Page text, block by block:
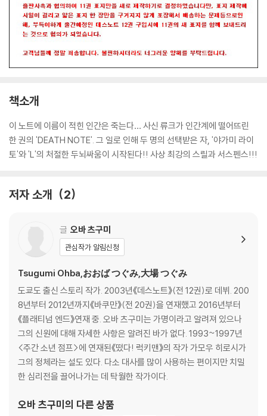
책소개
이 노트에 이름이 적힌 인간은 죽는다… 사신 류크가 인간계에 떨어뜨린
한 권의 'DEATH NOTE'. 그 일로 인해 두 명의 선택받은 자, '야가미 라이
토'와 'L'의 처절한 두뇌싸움이 시작된다!! 사상 최강의 스릴과 서스펜스!!!
저자 소개 2
글 오바 츠구미
관심작가 알림신청
Tsugumi Ohba,おおば つぐみ,大場 つぐみ
도쿄도 출신 스토리 작가. 2003년《데스노트》(전 12권)로 데뷔. 200
8년부터 2012년까지《바쿠만》(전 20권)을 연재했고 2016년부터
《플래티넘 엔드》연재 중. 오바 츠구미는 가명이라고 알려져 있으나
그의 신원에 대해 자세한 사항은 알려진 바가 없다. 1993~1997년
<주간 소년 점프>에 연재된《떴다! 럭키맨》의 작가 가모우 히로시가
그의 정체라는 설도 있다. 다소 대사를 많이 사용하는 편이지만 치밀
한 심리전을 끌어나가는 데 탁월한 작가이다.
오바 츠구미 의 다른 상품